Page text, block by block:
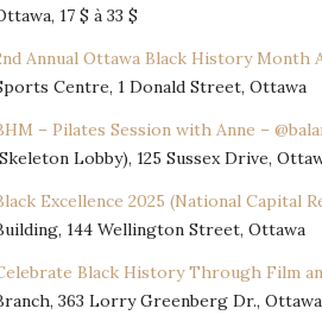
17 $ à 33 $
Annual Ottawa Black History Month
Centre, 1 Donald Street, Ottawa
– Pilates Session with Anne –
Lobby), 125 Sussex Drive,
Excellence 2025 (National Capital
144 Wellington Street, Ottawa
Black History Through Film
363 Lorry Greenberg Dr., Ottawa